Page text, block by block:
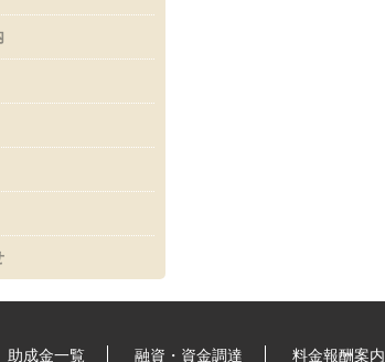
助成金一覧 融資・資金調達 料金報酬案内